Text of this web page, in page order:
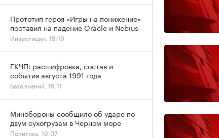
Прототип героя «Игры на понижение»
поставил на падение Oracle и Nebius
Инвестиции, 19:19
ГКЧП: расшифровка, состав и
события августа 1991 года
База знаний, 19:11
Минобороны сообщило об ударе по
двум сухогрузам в Черном море
Политика, 19:07